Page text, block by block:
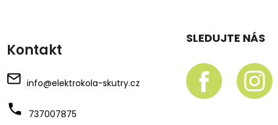
Kontakt
info@elektrokola-skutry.cz
737007875
SLEDUJTE NÁS